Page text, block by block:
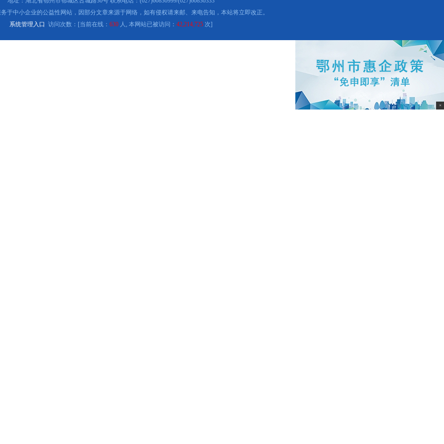
于中小企业的公益性网站，因部分文章来源于网络，如有侵权请来邮、来电告知，本站将立即改正。
系统管理入口 访问次数：[当前在线： 630 人, 本网站已被访问： 42,214,725 次]
×